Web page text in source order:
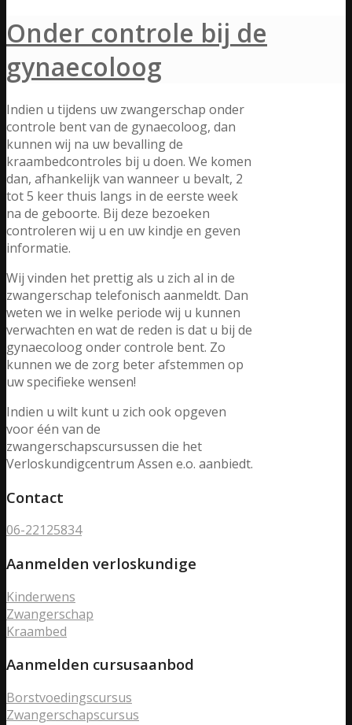
Onder controle bij de
gynaecoloog
Indien u tijdens uw zwangerschap onder
controle bent van de gynaecoloog, dan
kunnen wij na uw bevalling de
kraambedcontroles bij u doen. We komen
dan, afhankelijk van wanneer u bevalt, 2
tot 5 keer thuis langs in de eerste week
na de geboorte. Bij deze bezoeken
controleren wij u en uw kindje en geven
informatie.
Wij vinden het prettig als u zich al in de
zwangerschap telefonisch aanmeldt. Dan
weten we in welke periode wij u kunnen
verwachten en wat de reden is dat u bij de
gynaecoloog onder controle bent. Zo
kunnen we de zorg beter afstemmen op
uw specifieke wensen!
Indien u wilt kunt u zich ook opgeven
voor één van de
zwangerschapscursussen die het
Verloskundigcentrum Assen e.o. aanbiedt.
Contact
06-22125834
Aanmelden verloskundige
Kinderwens
Zwangerschap
Kraambed
Aanmelden cursusaanbod
Borstvoedingscursus
Zwangerschapscursus